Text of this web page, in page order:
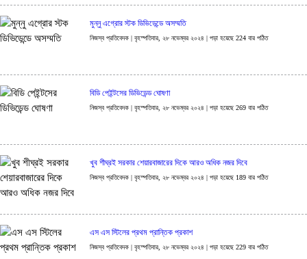
মুন্নু এগ্রোর স্টক ডিভিডেন্ডে অসম্মতি
নিজস্ব প্রতিবেদক | বৃহস্পতিবার, ২৮ নভেম্বর ২০২৪ | পড়া হয়েছে 224 বার পঠিত
বিডি পেইন্টসের ডিভিডেন্ড ঘোষণা
নিজস্ব প্রতিবেদক | বৃহস্পতিবার, ২৮ নভেম্বর ২০২৪ | পড়া হয়েছে 269 বার পঠিত
খুব শীঘ্রই সরকার শেয়ারবাজারের দিকে আরও অধিক নজর দিবে
নিজস্ব প্রতিবেদক | বৃহস্পতিবার, ২৮ নভেম্বর ২০২৪ | পড়া হয়েছে 189 বার পঠিত
এস এস স্টিলের প্রথম প্রান্তিক প্রকাশ
নিজস্ব প্রতিবেদক | বৃহস্পতিবার, ২৮ নভেম্বর ২০২৪ | পড়া হয়েছে 229 বার পঠিত